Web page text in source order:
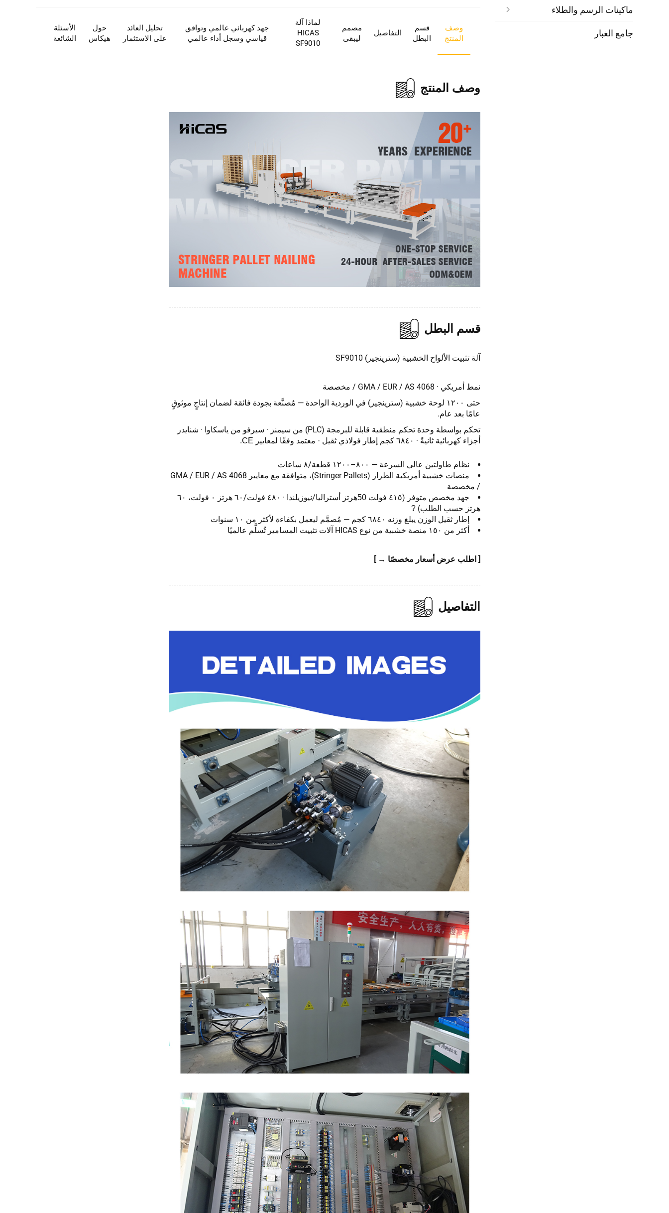
ماكينات الرسم والطلاء
جامع الغبار
وصف
المنتج
قسم
البطل
التفاصيل
مصمم
ليبقى
لماذا آلة
HICAS
SF9010
جهد كهربائي عالمي وتوافق
قياسي وسجل أداء عالمي
تحليل العائد
على الاستثمار
حول
هيكاس
الأسئلة
الشائعة
وصف المنتج
قسم البطل
آلة تثبيت الألواح الخشبية (سترينجير) SF9010
نمط أمريكي · GMA / EUR / AS 4068 / مخصصة
حتى ١٢٠٠ لوحة خشبية (سترينجير) في الوردية الواحدة — مُصنَّعة بجودة فائقة لضمان إنتاجٍ موثوقٍ
عامًا بعد عام.
تحكم بواسطة وحدة تحكم منطقية قابلة للبرمجة (PLC) من سيمنز · سيرفو من ياسكاوا · شنايدر
أجزاء كهربائيةثانيةً · ٦٨٤٠ كجم إطار فولاذي ثقيل · معتمد وفقًا لمعايير CE.
نظام طاولتين عالي السرعة — ٨٠٠–١٢٠٠ قطعة/٨ ساعات
منصات خشبية أمريكية الطراز (Stringer Pallets)، متوافقة مع معايير GMA / EUR / AS 4068
/ مخصصة
جهد مخصص متوفر (٤١٥ فولت 50هرتز أستراليا/نيوزيلندا · ٤٨٠ فولت/٦٠ هرتز
٠ فولت، ٦٠
هرتز حسب الطلب)?
إطار ثقيل الوزن يبلغ وزنه ٦٨٤٠ كجم — مُصمَّم ليعمل بكفاءة لأكثر من ١٠ سنوات
أكثر من ١٥٠ منصة خشبية من نوع HICAS
آلات تثبيت المساميرتُسلَّم عالميًا
[ اطلب عرض أسعار مخصصًا → ]
التفاصيل